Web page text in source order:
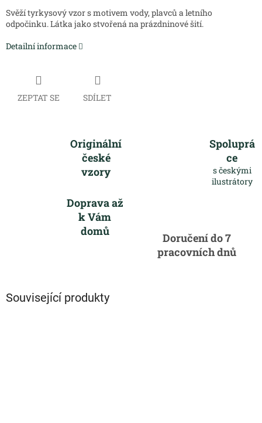
Svěží tyrkysový vzor s motivem vody, plavců a letního
odpočinku. Látka jako stvořená na prázdninové šití.
Detailní informace
ZEPTAT SE SDÍLET
Originální
české
vzory
Spoluprá
ce
s českými
ilustrátory
Doprava až
k Vám
domů
Doručení do 7
pracovních dnů
Související produkty